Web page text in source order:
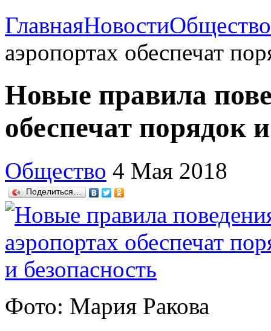
ГлавнаяНовостиОбщество
аэропортах обеспечат
Новые правила
обеспечат порядок
Общество 4 Мая 2018
Поделиться…
Фото: Мария Ракова